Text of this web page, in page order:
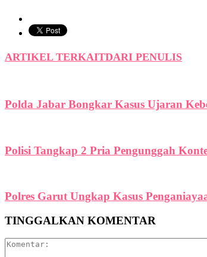
ARTIKEL TERKAITDARI PENULIS
Polda Jabar Bongkar Kasus Ujaran
Polisi Tangkap 2 Pria Pengunggah
Polres Garut Ungkap Kasus
TINGGALKAN KOMENTAR